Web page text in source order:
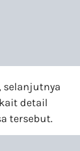
selanjutnya
detail
tersebut.